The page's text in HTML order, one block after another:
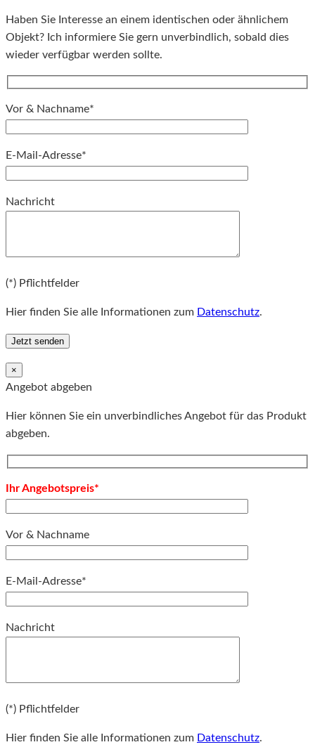
Haben Sie Interesse an einem identischen oder ähnlichem
Objekt? Ich informiere Sie gern unverbindlich, sobald dies
wieder verfügbar werden sollte.
Vor & Nachname*
E-Mail-Adresse*
Nachricht
(*) Pflichtfelder
Hier finden Sie alle Informationen zum Datenschutz.
×
Angebot abgeben
Hier können Sie ein unverbindliches Angebot für das Produkt
abgeben.
Ihr Angebotspreis*
Vor & Nachname
E-Mail-Adresse*
Nachricht
(*) Pflichtfelder
Hier finden Sie alle Informationen zum Datenschutz.